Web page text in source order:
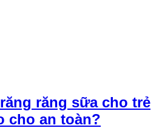
răng sữa cho trẻ
cho an toàn?